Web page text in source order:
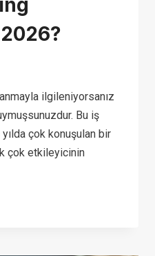
ilgileniyorsanız
Bu iş
çok konuşulan bir
çok etkileyicinin